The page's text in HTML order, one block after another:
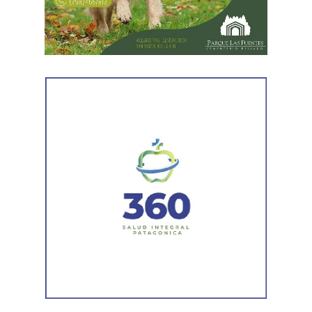
de Río Negro.
se puede garantizar la eficacia del Estado con
trabajadores precarizados».
que los salarios se actualicen por IPC y además se hayan
El Secretario General de ATE Nacional destacó que «se
han verificado afiliaciones masivas. Cientos de
trabajadores de todos los ministerios y organismos
públicos provinciales se están afiliando. Esa confianza
que están depositando en el sindicato es fundamental